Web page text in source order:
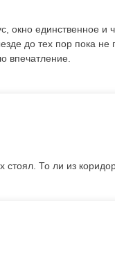
единственное и
до тех пор пока
впечатление.
То ли из